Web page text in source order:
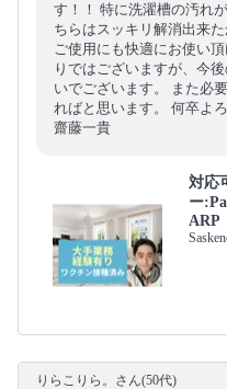
す！！ 特に洗濯槽の汚れ
ちらはスッキリ解消出来
ご使用にも快適にお使い
りではございますが、今
いでございます。 また必
ればと思います。 何卒よ
齋藤一貴
対応
ー
ARP
りらこりら。さん(50代)